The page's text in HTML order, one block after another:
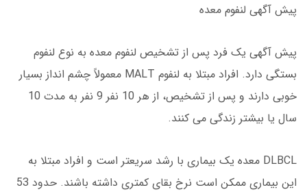
پیش آگهی لنفوم معده
پیش آگهی یک فرد پس از تشخیص لنفوم معده به نوع لنفوم
بستگی دارد. افراد مبتلا به لنفوم MALT معمولاً چشم انداز بسیار
خوبی دارند و پس از تشخیص، از هر 10 نفر 9 نفر به مدت 10
سال یا بیشتر زندگی می کنند.
DLBCL معده یک بیماری با رشد سریعتر است و افراد مبتلا به
این بیماری ممکن است نرخ بقای کمتری داشته باشند. حدود 53